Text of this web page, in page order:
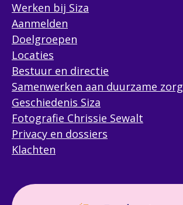
Werken bij Siza
Aanmelden
Doelgroepen
Locaties
Bestuur en directie
Samenwerken aan duurzame zorg
Geschiedenis Siza
Fotografie Chrissie Sewalt
Privacy en dossiers
Klachten